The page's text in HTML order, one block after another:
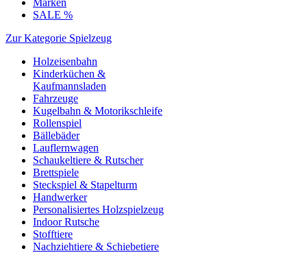
Marken
SALE %
Zur Kategorie Spielzeug
Holzeisenbahn
Kinderküchen &
Kaufmannsladen
Fahrzeuge
Kugelbahn & Motorikschleife
Rollenspiel
Bällebäder
Lauflernwagen
Schaukeltiere & Rutscher
Brettspiele
Steckspiel & Stapelturm
Handwerker
Personalisiertes Holzspielzeug
Indoor Rutsche
Stofftiere
Nachziehtiere & Schiebetiere